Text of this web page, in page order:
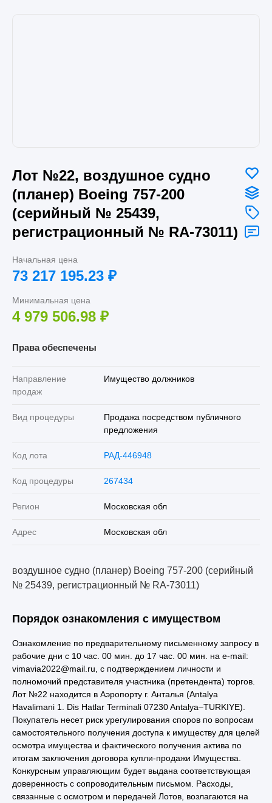
Лот №22, воздушное судно
(планер) Boeing 757-200
(серийный № 25439,
регистрационный № RA-73011)
Начальная цена
73 217 195.23 ₽
Минимальная цена
4 979 506.98 ₽
Права обеспечены
Направление
продаж
Имущество должников
Вид процедуры
Продажа посредством публичного
предложения
Код лота РАД-446948
Код процедуры 267434
Регион Московская обл
Адрес Московская обл
воздушное судно (планер) Boeing 757-200 (серийный
№ 25439, регистрационный № RA-73011)
Порядок ознакомления с имуществом
Ознакомление по предварительному письменному запросу в
рабочие дни с 10 час. 00 мин. до 17 час. 00 мин. на e-mail:
vimavia2022@mail.ru, с подтверждением личности и
полномочий представителя участника (претендента) торгов.
Лот №22 находится в Аэропорту г. Анталья (Antalya
Havalimani 1. Dis Hatlar Terminali 07230 Antalya–TURKIYE).
Покупатель несет риск урегулирования споров по вопросам
самостоятельного получения доступа к имуществу для целей
осмотра имущества и фактического получения актива по
итогам заключения договора купли-продажи Имущества.
Конкурсным управляющим будет выдана соответствующая
доверенность с сопроводительным письмом. Расходы,
связанные с осмотром и передачей Лотов, возлагаются на